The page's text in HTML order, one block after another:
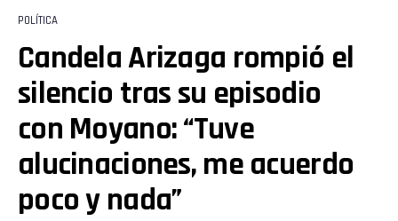
POLÍTICA
Candela Arizaga rompió el
silencio tras su episodio
con Moyano: “Tuve
alucinaciones, me acuerdo
poco y nada”